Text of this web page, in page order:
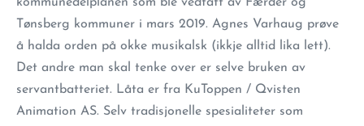
Tønsberg kommuner i mars 2019. Agnes Varhaug prøve
å halda orden på okke musikalsk (ikkje alltid lika lett).
Det andre man skal tenke over er selve bruken av
servantbatteriet. Låta er fra KuToppen / Qvisten
Animation AS. Selv tradisjonelle spesialiteter som